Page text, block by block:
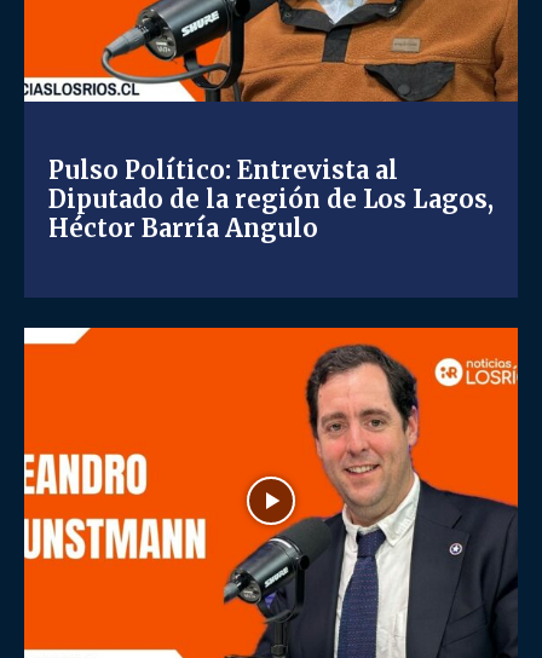
Pulso Político: Entrevista al
Diputado de la región de Los Lagos,
Héctor Barría Angulo